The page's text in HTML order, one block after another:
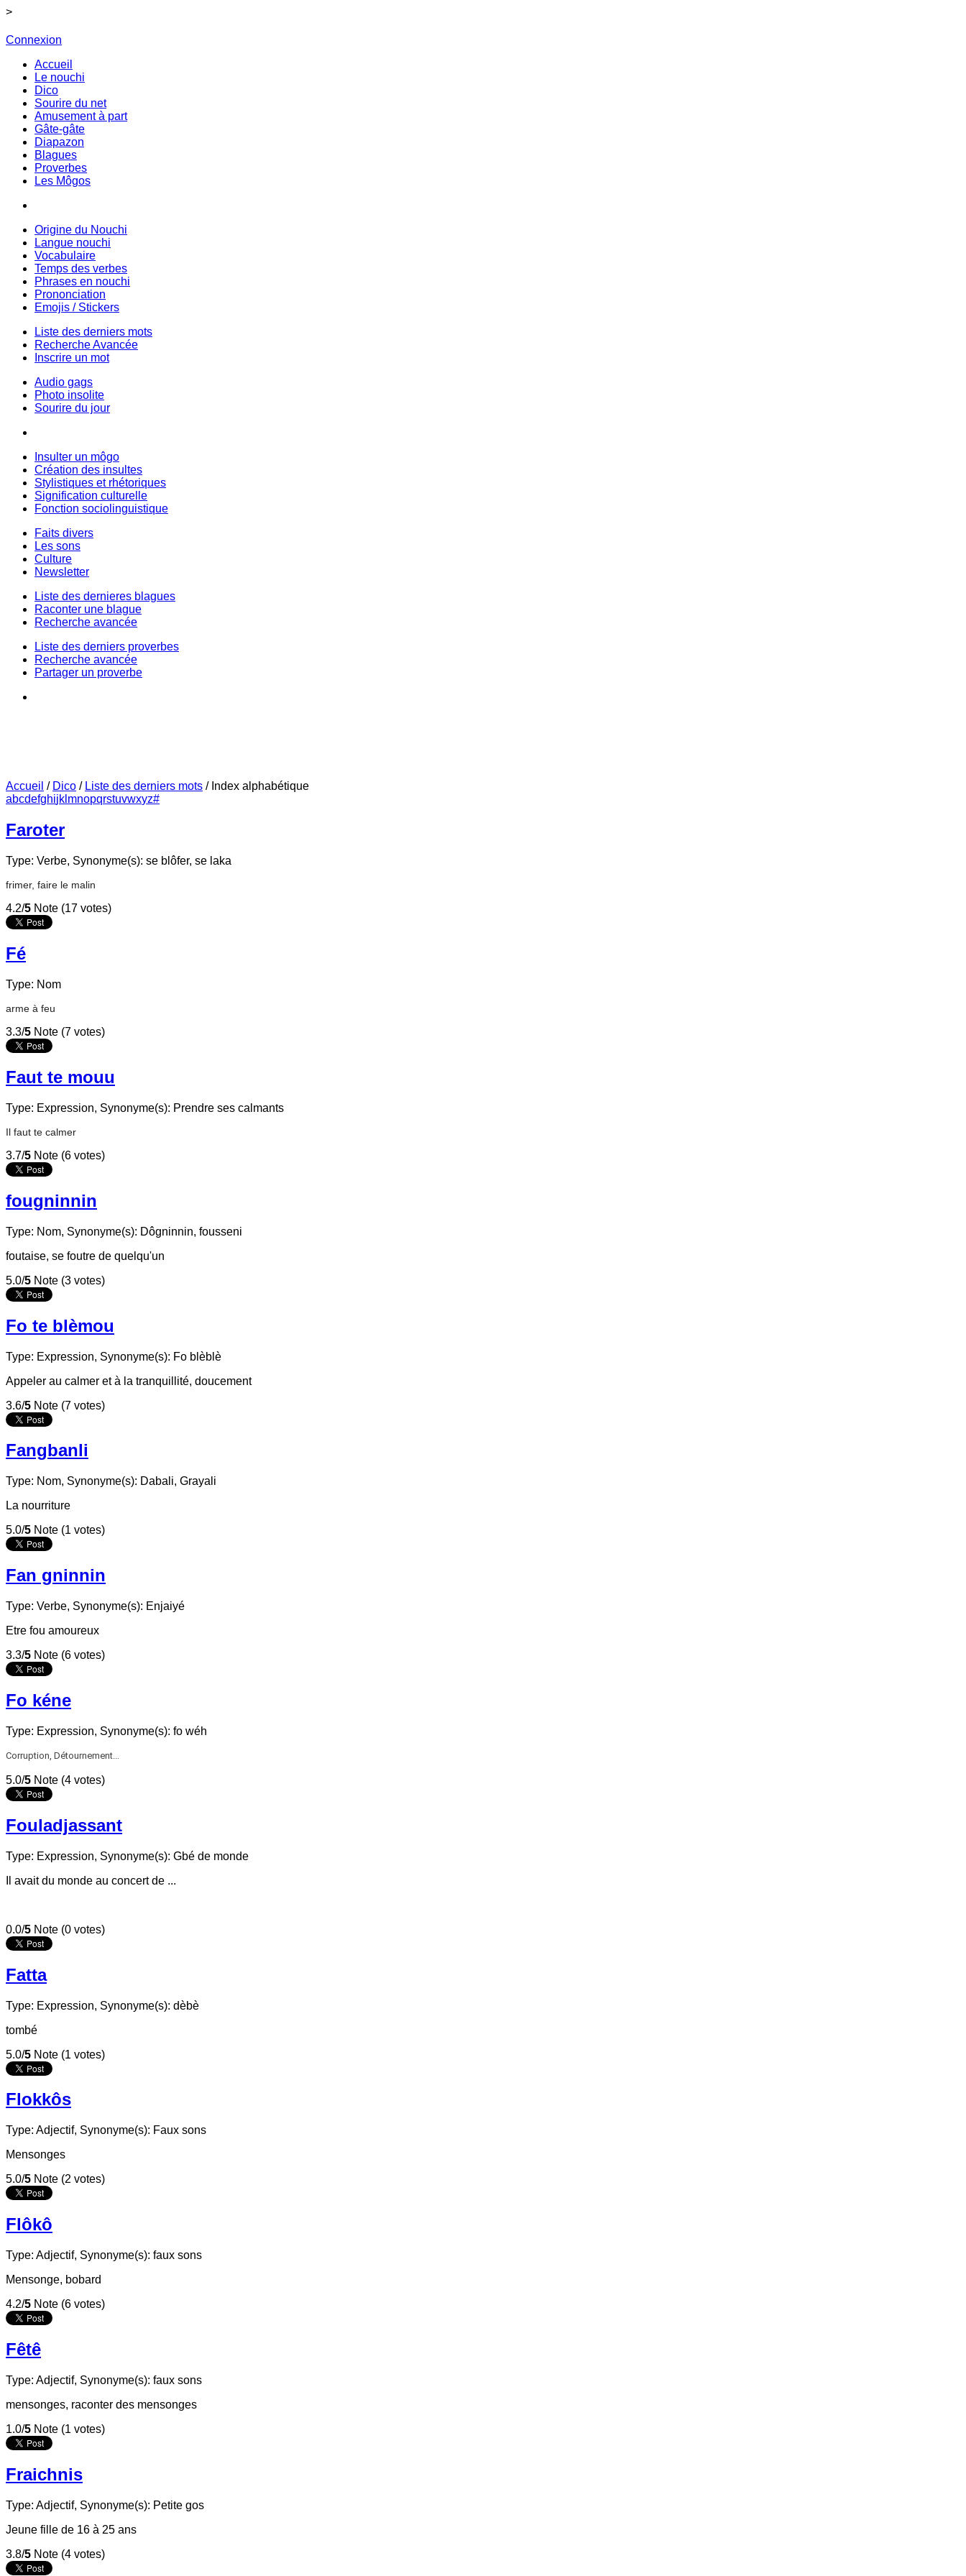
>
Connexion
Accueil
Le nouchi
Dico
Sourire du net
Amusement à part
Gâte-gâte
Diapazon
Blagues
Proverbes
Les Môgos
Origine du Nouchi
Langue nouchi
Vocabulaire
Temps des verbes
Phrases en nouchi
Prononciation
Emojis / Stickers
Liste des derniers mots
Recherche Avancée
Inscrire un mot
Audio gags
Photo insolite
Sourire du jour
Insulter un môgo
Création des insultes
Stylistiques et rhétoriques
Signification culturelle
Fonction sociolinguistique
Faits divers
Les sons
Culture
Newsletter
Liste des dernieres blagues
Raconter une blague
Recherche avancée
Liste des derniers proverbes
Recherche avancée
Partager un proverbe
Accueil / Dico / Liste des derniers mots / Index alphabétique
abcdefghijk mnopqrstuvwxyz#
Faroter
Type: Verbe, Synonyme(s): se blôfer, se laka
frimer, faire le malin
4.2/5 Note (17 votes)
Fé
Type: Nom
arme à feu
3.3/5 Note (7 votes)
Faut te mouu
Type: Expression, Synonyme(s): Prendre ses calmants
Il faut te calmer
3.7/5 Note (6 votes)
fougninnin
Type: Nom, Synonyme(s): Dôgninnin, fousseni
foutaise, se foutre de quelqu'un
5.0/5 Note (3 votes)
Fo te blèmou
Type: Expression, Synonyme(s): Fo blèblè
Appeler au calmer et à la tranquillité, doucement
3.6/5 Note (7 votes)
Fangbanli
Type: Nom, Synonyme(s): Dabali, Grayali
La nourriture
5.0/5 Note (1 votes)
Fan gninnin
Type: Verbe, Synonyme(s): Enjaiyé
Etre fou amoureux
3.3/5 Note (6 votes)
Fo kéne
Type: Expression, Synonyme(s): fo wéh
Corruption, Détournement...
5.0/5 Note (4 votes)
Fouladjassant
Type: Expression, Synonyme(s): Gbé de monde
Il avait du monde au concert de ...
0.0/5 Note (0 votes)
Fatta
Type: Expression, Synonyme(s): dèbè
tombé
5.0/5 Note (1 votes)
Flokkôs
Type: Adjectif, Synonyme(s): Faux sons
Mensonges
5.0/5 Note (2 votes)
Flôkô
Type: Adjectif, Synonyme(s): faux sons
Mensonge, bobard
4.2/5 Note (6 votes)
Fêtê
Type: Adjectif, Synonyme(s): faux sons
mensonges, raconter des mensonges
1.0/5 Note (1 votes)
Fraichnis
Type: Adjectif, Synonyme(s): Petite gos
Jeune fille de 16 à 25 ans
3.8/5 Note (4 votes)